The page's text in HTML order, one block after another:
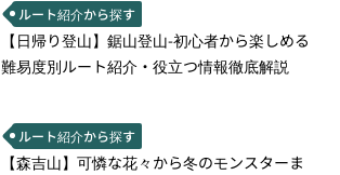
ルート紹介から探す
【日帰り登山】鋸山登山-初心者から楽しめる
難易度別ルート紹介・役立つ情報徹底解説
ルート紹介から探す
【森吉山】可憐な花々から冬のモンスターま